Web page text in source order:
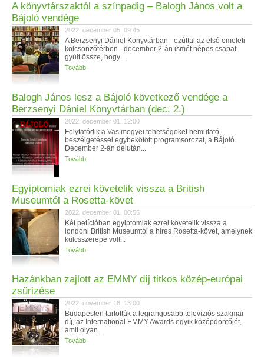
A könyvtárszaktól a színpadig – Balogh János volt a
Bájoló vendége
2022. december 05. 09:45
A Berzsenyi Dániel Könyvtárban - ezúttal az első emeleti
kölcsönzőtérben - december 2-án ismét népes csapat
gyűlt össze, hogy...
Tovább
Balogh János lesz a Bájoló következő vendége a
Berzsenyi Dániel Könyvtárban (dec. 2.)
2022. december 01. 12:00
Folytatódik a Vas megyei tehetségeket bemutató,
beszélgetéssel egybekötött programsorozat, a Bájoló.
December 2-án délután...
Tovább
Egyiptomiak ezrei követelik vissza a British
Museumtól a Rosetta-követ
2022. december 01. 00:55
Két petícióban egyiptomiak ezrei követelik vissza a
londoni British Museumtól a híres Rosetta-követ, amelynek
kulcsszerepe volt...
Tovább
Hazánkban zajlott az EMMY díj titkos közép-európai
zsűrizése
2022. november 18. 13:00
Budapesten tartották a legrangosabb televíziós szakmai
díj, az International EMMY Awards egyik középdöntőjét,
amit olyan...
Tovább